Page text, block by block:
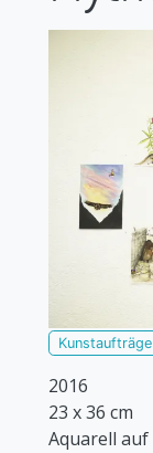
Kunstaufträge
2016
23 x 36 cm
Aquarell